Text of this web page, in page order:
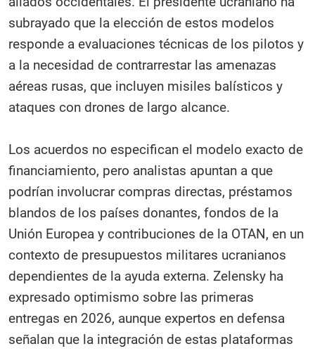
subrayado que la elección de estos modelos
responde a evaluaciones técnicas de los pilotos y
a la necesidad de contrarrestar las amenazas
aéreas rusas, que incluyen misiles balísticos y
ataques con drones de largo alcance.
Los acuerdos no especifican el modelo exacto de
financiamiento, pero analistas apuntan a que
podrían involucrar compras directas, préstamos
blandos de los países donantes, fondos de la
Unión Europea y contribuciones de la OTAN, en un
contexto de presupuestos militares ucranianos
dependientes de la ayuda externa. Zelensky ha
expresado optimismo sobre las primeras
entregas en 2026, aunque expertos en defensa
señalan que la integración de estas plataformas